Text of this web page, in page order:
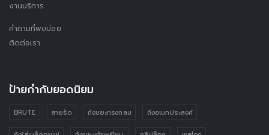
งานบริการ
คำถามที่พบบ่อย
ติดต่อเรา
ป้ายกำกับยอดนิยม
BRUTE สายรัด ถังขยะทรงกลม ถังอเนกประสงค์